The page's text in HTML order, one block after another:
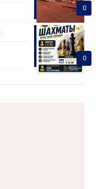
0
0